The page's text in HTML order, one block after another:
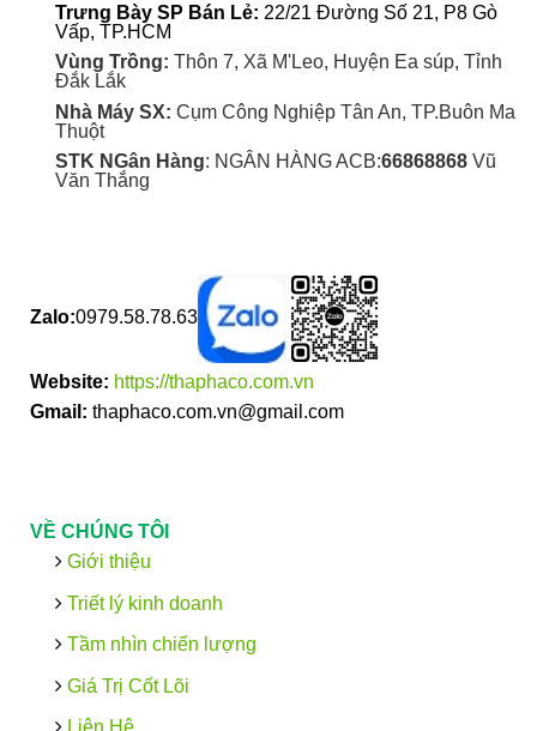
Trưng Bày SP Bán Lẻ: 22/21 Đường Số 21, P8 Gò
Vấp, TP.HCM
Vùng Trồng: Thôn 7, Xã M'Leo, Huyện Ea súp, Tỉnh
Đắk Lắk
Nhà Máy SX: Cụm Công Nghiệp Tân An, TP.Buôn Ma
Thuột
STK NGân Hàng: NGÂN HÀNG ACB:66868868Vũ
Văn Thắng
Zalo:0979.58.78.63
Website: https://thaphaco.com.vn
Gmail: thaphaco.com.vn@gmail.com
VỀ CHÚNG TÔI
Giới thiệu
Triết lý kinh doanh
Tầm nhìn chiến lượng
Giá Trị Cốt Lõi